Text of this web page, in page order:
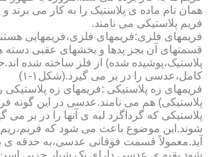
همان نام ماده ی پلاستیک را به کار می برند و
فریم پلاستیکی می نامند.
فریمهای فلزی:فریمهای فلزی،فریمهایی
قسمتهای آن بجز پدها و بخشهای عقبی دسته
پلاستیک،پوشیده شده) از فلز ساخته شده
کامل،عدسی را در بر می گیرد.(شکل۱-۱)
فریمهای زه پلاستیکی :فریمهای زه پلاستیکی
پلاستیکی) هم می نامند.عدسی در این گونه
پلاستیکی که گرداگرد لبه ی آنها را در بر می
شوند.این موضوع باعث می شود که
آید.معمولاً قسمت فوقانی عدسی،به حدقه ی